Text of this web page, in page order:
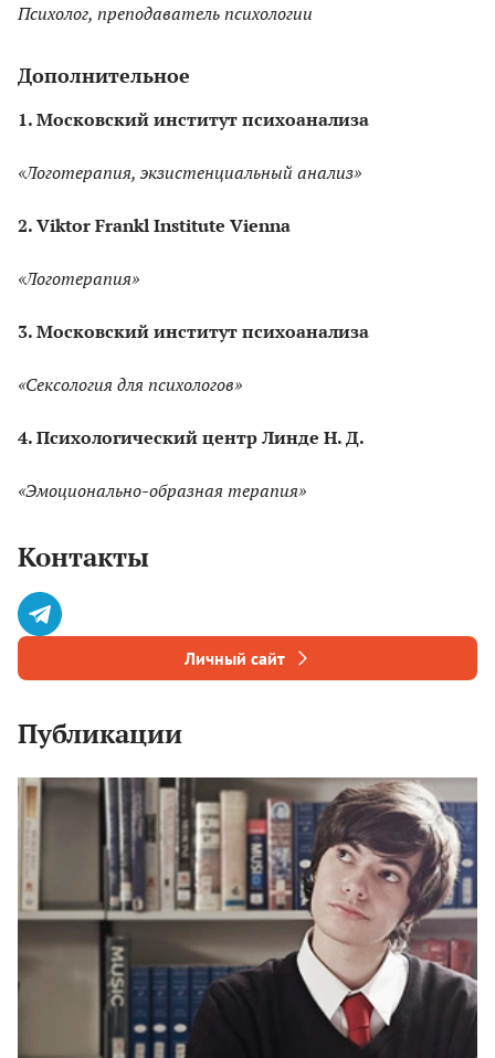
Психолог, преподаватель психологии
Дополнительное
1. Московский институт психоанализа
«Логотерапия, экзистенциальный анализ»
2. Viktor Frankl Institute Vienna
«Логотерапия»
3. Московский институт психоанализа
«Сексология для психологов»
4. Психологический центр Линде Н. Д.
«Эмоционально-образная терапия»
Контакты
Личный сайт
Публикации